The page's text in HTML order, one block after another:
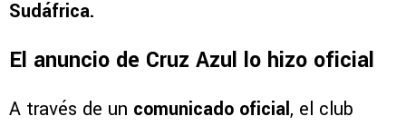
Sudáfrica.
El anuncio de Cruz Azul lo hizo oficial
A través de un comunicado oficial, el club